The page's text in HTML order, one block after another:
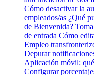
Cómo desactivar la
empleados/as ¿Qué
de Bienvenida?
de entrada Cómo
Empleo
Depurar
Aplicación móvil:
Configurar